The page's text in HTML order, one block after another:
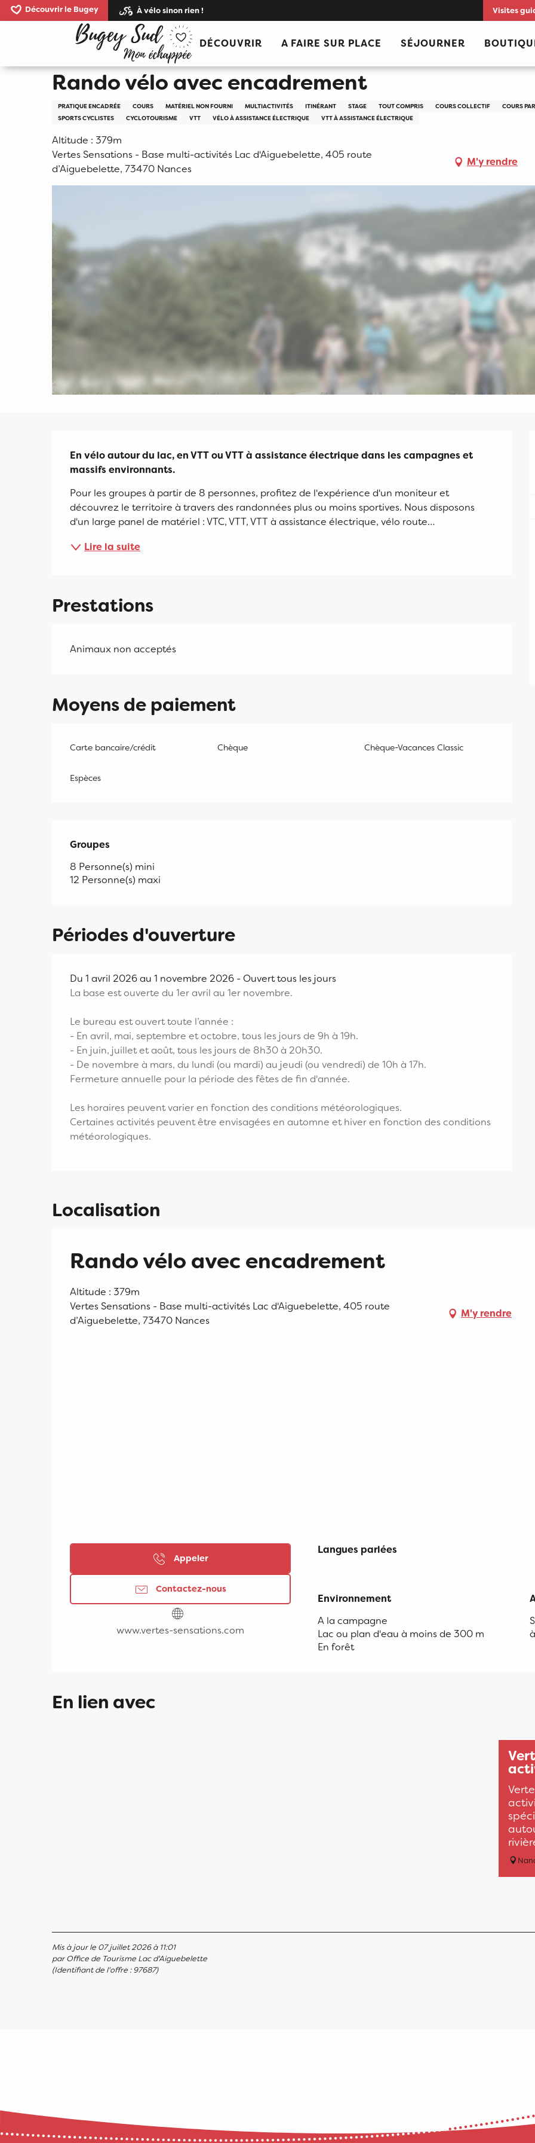
Aller
au
Visites
Découvrir le Bugey À vélo sinon rien !
DÉCOUVRIR A FAIRE SUR PLACE SÉJOURNER
Accueil Rando vélo avec encadrement
Rando vélo avec encadrement
PRATIQUE ENCADRÉE COURS MATÉRIEL NON FOURNI MULTIACTIVITÉS ITINÉRANT STAGE TOUT COMPRIS COURS COLLECTIF COURS
SPORTS CYCLISTES
CYCLOTOURISME VTT VÉLO À ASSISTANCE ÉLECTRIQUE VTT À ASSISTANCE ÉLECTRIQUE
Altitude : 379m
Vertes Sensations - Base multi-activités Lac d'Aiguebelette, 405 route
d’Aiguebelette, 73470 Nances
M'y rendre
Description
En vélo autour du lac, en VTT ou VTT à assistance électrique dans les campagnes et
massifs environnants.
Pour les groupes à partir de 8 personnes, profitez de l'expérience d'un moniteur et
découvrez le territoire à travers des randonnées plus ou moins sportives. Nous disposons
d'un large panel de matériel : VTC, VTT, VTT à assistance électrique, vélo route…
Lire la suite
Prestations
Animaux non acceptés
Moyens de paiement
Carte bancaire/crédit Chèque Chèque-Vacances Classic
Espèces
Groupes
Groupes
8 Personne(s) mini
12 Personne(s) maxi
Périodes d'ouverture
Du 1 avril 2026 au 1 novembre 2026 - Ouvert tous les jours
La base est ouverte du 1er avril au 1er novembre.
Le bureau est ouvert toute l’année :
- En avril, mai, septembre et octobre, tous les jours de 9h à 19h.
- En juin, juillet et août, tous les jours de 8h30 à 20h30.
- De novembre à mars, du lundi (ou mardi) au jeudi (ou vendredi) de 10h à 17h.
Fermeture annuelle pour la période des fêtes de fin d'année.
Les horaires peuvent varier en fonction des conditions météorologiques.
Certaines activités peuvent être envisagées en automne et hiver en fonction des conditions
météorologiques.
Localisation
Rando vélo avec encadrement
Altitude : 379m
Vertes Sensations - Base multi-activités Lac d'Aiguebelette, 405 route
d’Aiguebelette, 73470 Nances
M'y rendre
Appeler
Contactez-nous
www.vertes-sensations.com
Langues parlées
Langues parlées
Environnement
Environnement
A la campagne
Lac ou plan d'eau à moins de 300 m
En forêt
En lien avec
Mis à jour le 07 juillet 2026 à 11:01
par Office de Tourisme Lac d'Aiguebelette
(Identifiant de l'offre :97687)